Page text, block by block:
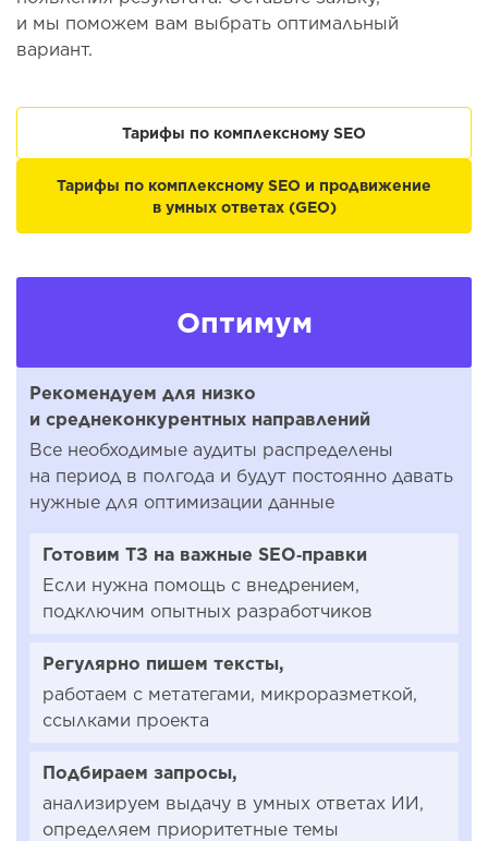
и мы поможем вам выбрать оптимальный
вариант.
Тарифы по комплексному SEO
Тарифы по комплексному SEO и продвижение
в умных ответах (GEO)
Оптимум
Рекомендуем для низко
и среднеконкурентных направлений
Все необходимые аудиты распределены
на период в полгода и будут постоянно давать
нужные для оптимизации данные
Готовим ТЗ на важные SEO‑правки
Если нужна помощь с внедрением,
подключим опытных разработчиков
Регулярно пишем тексты,
работаем с метатегами, микроразметкой,
ссылками проекта
Подбираем запросы,
анализируем выдачу в умных ответах ИИ,
определяем приоритетные темы